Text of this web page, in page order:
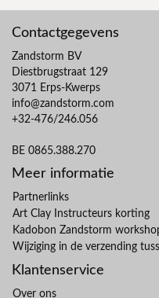
Contactgegevens
Zandstorm BV
Diestbrugstraat 129
3071 Erps-Kwerps
info@zandstorm.com
+32-476/246.056
BE 0865.388.270
Meer informatie
Partnerlinks
Art Clay Instructeurs korting
Kadobon Zandstorm
Wijziging in de verzending
Klantenservice
Over ons